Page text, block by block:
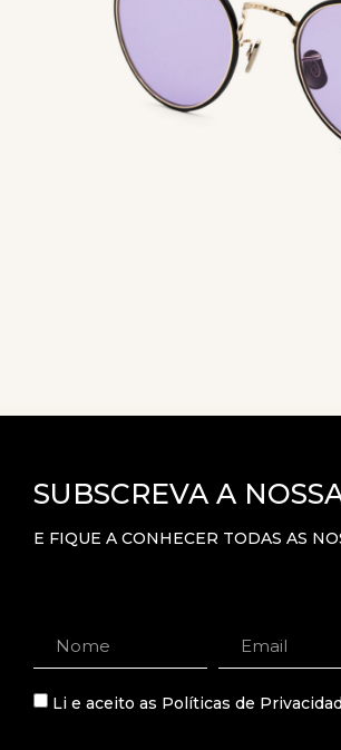
SUBSCREVA A
E FIQUE A CONHECER TODAS AS
Li e aceito as Políticas de